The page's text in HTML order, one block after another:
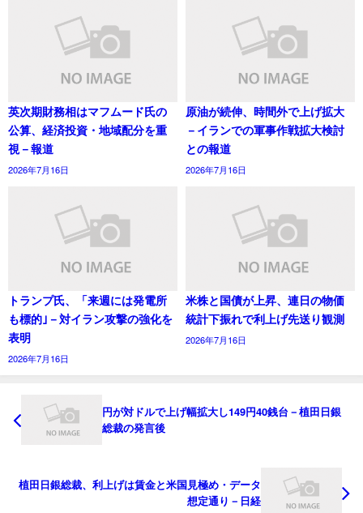
英次期財務相はマフムード氏の
公算、経済投資・地域配分を重
視－報道
2026年7月16日
原油が続伸、時間外で上げ拡大
－イランでの軍事作戦拡大検討
との報道
2026年7月16日
トランプ氏、「来週には発電所
も標的｣－対イラン攻撃の強化を
表明
2026年7月16日
米株と国債が上昇、連日の物価
統計下振れで利上げ先送り観測
2026年7月16日
円が対ドルで上げ幅拡大し149円40銭台－植田日銀
総裁の発言後
植田日銀総裁、利上げは賃金と米国見極め・データ
想定通り－日経